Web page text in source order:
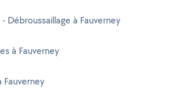
Débroussaillage à Fauverney
à Fauverney